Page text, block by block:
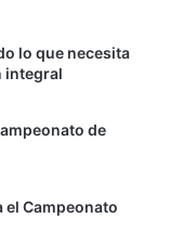
lo que necesita
integral
de
el Campeonato